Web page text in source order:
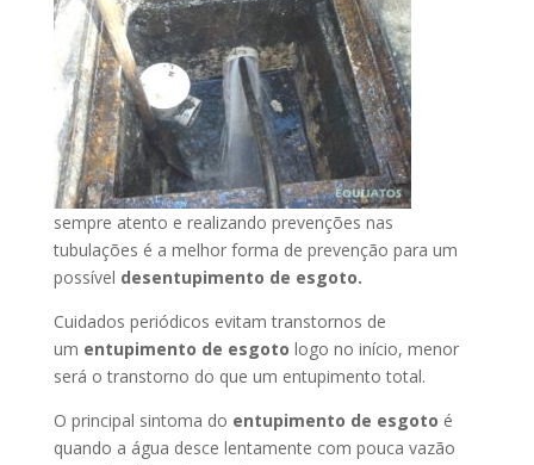
sempre atento e realizando prevenções nas
tubulações é a melhor forma de prevenção para um
possível desentupimento de esgoto.
Cuidados periódicos evitam transtornos de
um entupimento de esgoto logo no início, menor
será o transtorno do que um entupimento total.
O principal sintoma do entupimento de esgoto é
quando a água desce lentamente com pouca vazão